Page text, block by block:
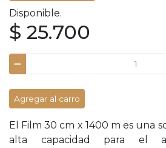
Disponible.
$ 25.700
Agregar al carro
El Film 30 cm x 1400 m es una
alta capacidad para el